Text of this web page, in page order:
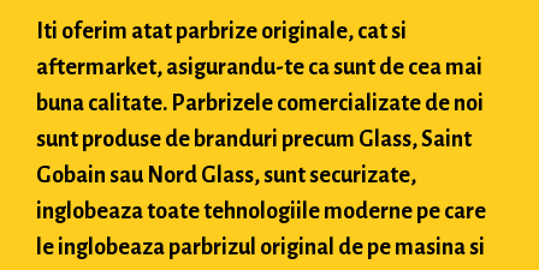
Iti oferim atat parbrize originale, cat si
aftermarket, asigurandu-te ca sunt de cea mai
buna calitate. Parbrizele comercializate de noi
sunt produse de branduri precum Glass, Saint
Gobain sau Nord Glass, sunt securizate,
inglobeaza toate tehnologiile moderne pe care
le inglobeaza parbrizul original de pe masina si